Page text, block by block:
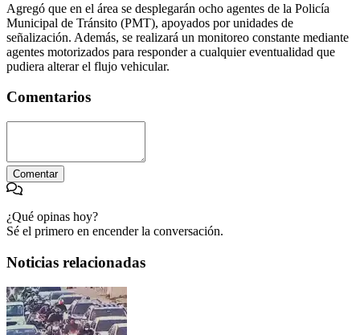
Agregó que en el área se desplegarán ocho agentes de la Policía
Municipal de Tránsito (PMT), apoyados por unidades de
señalización. Además, se realizará un monitoreo constante mediante
agentes motorizados para responder a cualquier eventualidad que
pudiera alterar el flujo vehicular.
Comentarios
Comentar
¿Qué opinas hoy?
Sé el primero en encender la conversación.
Noticias relacionadas